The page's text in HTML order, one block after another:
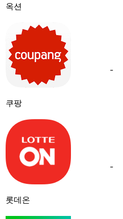
옥션
쿠팡
-
롯데온
-